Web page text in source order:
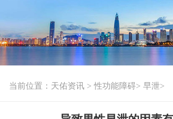
当前位置： 天佑资讯> 性功能障碍> 早泄>